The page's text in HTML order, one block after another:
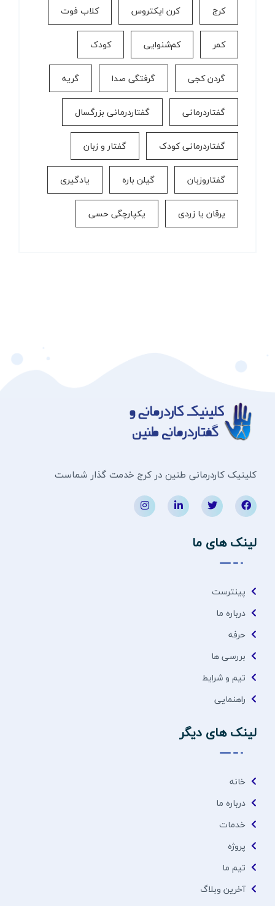
کرج کرن ایکتروس کلاب فوت
کمر کم‌شنوایی کودک
گردن کجی گرفتگی صدا گریه
گفتاردرمانی گفتاردرمانی بزرگسال
گفتاردرمانی کودک گفتار و زبان
گفتاروزبان گیلن باره یادگیری
یرقان یا زردی یکپارچگی حسی
کلینیک کاردرمانی طنین در کرج خدمت گذار شماست
لینک های ما
پینترست
درباره ما
حرفه
بررسی ها
تیم و شرایط
راهنمایی
لینک های دیگر
خانه
درباره ما
خدمات
پروژه
تیم ما
آخرین وبلاگ